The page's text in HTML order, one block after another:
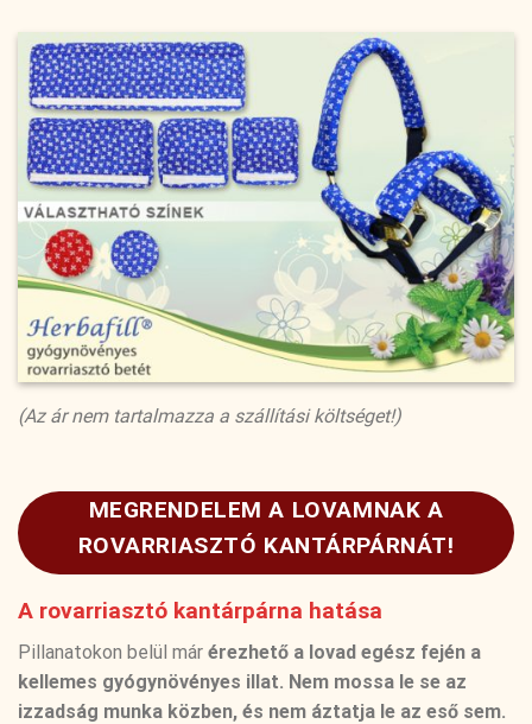
(Az ár nem tartalmazza a szállítási költséget!)
MEGRENDELEM A LOVAMNAK A
ROVARRIASZTÓ KANTÁRPÁRNÁT!
A rovarriasztó kantárpárna hatása
Pillanatokon belül már érezhető a lovad egész fején a
kellemes gyógynövényes illat. Nem mossa le se az
izzadság munka közben, és nem áztatja le az eső sem.